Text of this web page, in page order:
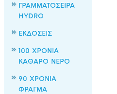
ΓΡΑΜΜΑΤΟΣΕΙΡΑ
HYDRO
ΕΚΔΟΣΕΙΣ
100 ΧΡΟΝΙΑ
ΚΑΘΑΡΟ ΝΕΡΟ
90 ΧΡΟΝΙΑ
ΦΡΑΓΜΑ